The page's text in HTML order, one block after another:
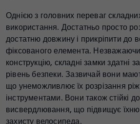
Однією з головних переваг
використання. Достатньо просто
достатню довжину і прикріпити до
фіксованого елемента.
конструкцію, складні замки здатні
рівень безпеки. Зазвичай вони
що унеможливлює їх розрізання
інструментами. Вони також стійкі
висвердлювання, що підвищує їхню
захисту велосипеда.